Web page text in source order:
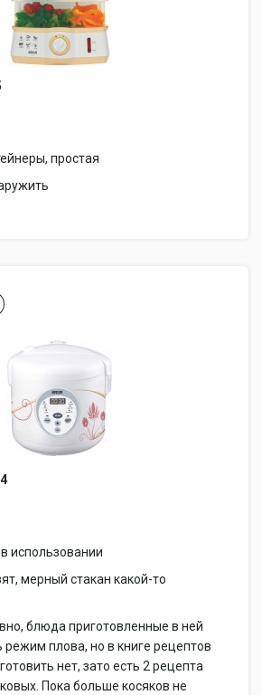
простая
использовании
мерный стакан какой-то
блюда приготовленные в ней
режим плова, но в книге рецептов
нет, зато есть 2 рецепта
Пока больше косяков не